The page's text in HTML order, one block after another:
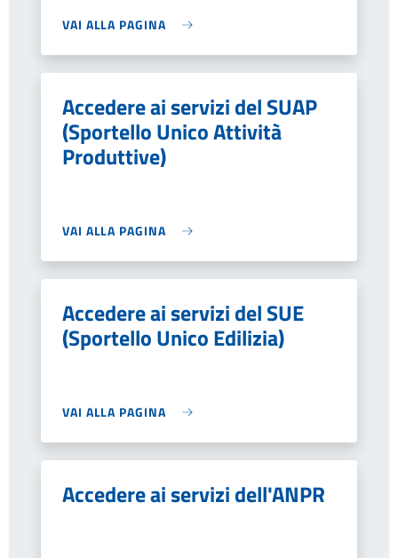
VAI ALLA PAGINA
Accedere ai servizi del SUAP
(Sportello Unico Attività
Produttive)
VAI ALLA PAGINA
Accedere ai servizi del SUE
(Sportello Unico Edilizia)
VAI ALLA PAGINA
Accedere ai servizi dell'ANPR